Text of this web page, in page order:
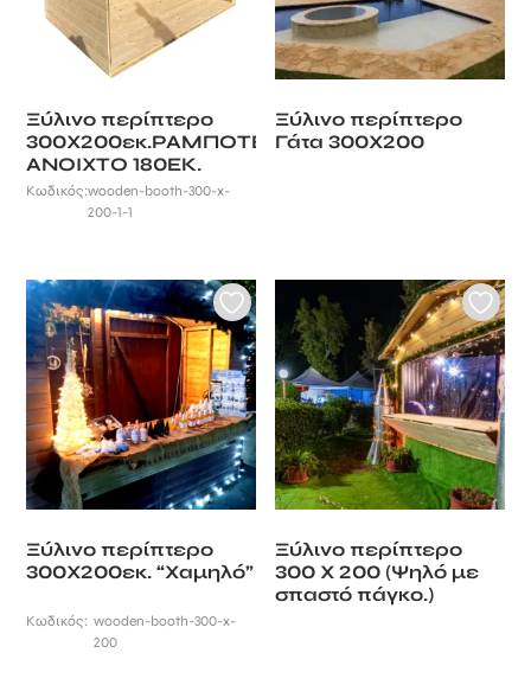
Ξύλινο περίπτερο
300Χ200εκ.ΡΑΜΠΟΤΕ
ΑΝΟΙΧΤΟ 180ΕΚ.
Κωδικός:wooden-booth-300-x-
200-1-1
Ξύλινο περίπτερο
Γάτα 300Χ200
Ξύλινο περίπτερο
300Χ200εκ. “Χαμηλό”
Κωδικός: wooden-booth-300-x-
200
Ξύλινο περίπτερο
300 Χ 200 (Ψηλό με
σπαστό πάγκο.)